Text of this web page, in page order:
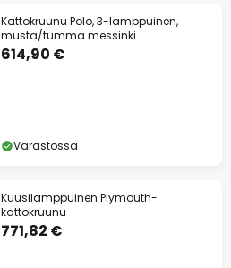
Kattokruunu Polo, 3-lamppuinen,
musta/tumma messinki
614,90 €
Varastossa
Kuusilamppuinen Plymouth-
kattokruunu
771,82 €